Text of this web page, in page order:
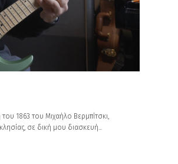
1863 του Μιχαήλο Βερμπίτσκι,
σε δική μου διασκευή...